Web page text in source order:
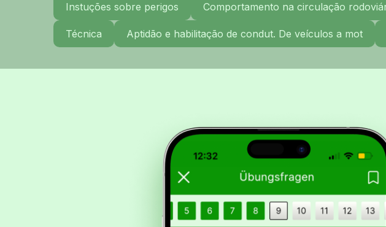
Instuções sobre perigos Comportamento na circulação
Técnica Aptidão e habilitação de condut. De veículos a mot